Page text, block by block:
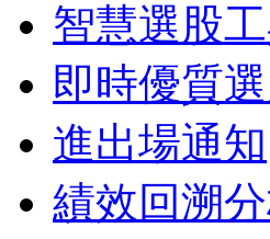
智慧選股
即時優質
進出場通知
績效回溯